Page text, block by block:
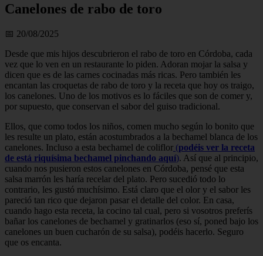
Canelones de rabo de toro
📅 20/08/2025
Desde que mis hijos descubrieron el rabo de toro en Córdoba, cada
vez que lo ven en un restaurante lo piden. Adoran mojar la salsa y
dicen que es de las carnes cocinadas más ricas. Pero también les
encantan las croquetas de rabo de toro y la receta que hoy os traigo,
los canelones. Uno de los motivos es lo fáciles que son de comer y,
por supuesto, que conservan el sabor del guiso tradicional.
Ellos, que como todos los niños, comen mucho según lo bonito que
les resulte un plato, están acostumbrados a la bechamel blanca de los
canelones. Incluso a esta bechamel de coliflor (podéis ver la receta
de está riquísima bechamel pinchando aquí). Así que al principio,
cuando nos pusieron estos canelones en Córdoba, pensé que esta
salsa marrón les haría recelar del plato. Pero sucedió todo lo
contrario, les gustó muchísimo. Está claro que el olor y el sabor les
pareció tan rico que dejaron pasar el detalle del color. En casa,
cuando hago esta receta, la cocino tal cual, pero si vosotros preferís
bañar los canelones de bechamel y gratinarlos (eso sí, poned bajo los
canelones un buen cucharón de su salsa), podéis hacerlo. Seguro
que os encanta.